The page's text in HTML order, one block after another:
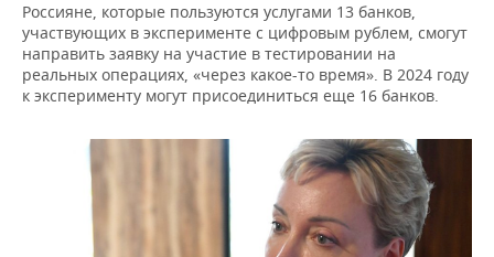
ФИГУРНОЕ КАТАНИЕ
ВОДНЫЕ ВИДЫ СПОРТА
МЕДИЦИНА
ОБРАЗОВАНИЕ
Россияне, которые пользуются услугами 13 банков,
участвующих в эксперименте с цифровым рублем, смогут
направить заявку на участие в тестировании на
реальных операциях, «через какое-то время». В 2024 году
к эксперименту могут присоединиться еще 16 банков.